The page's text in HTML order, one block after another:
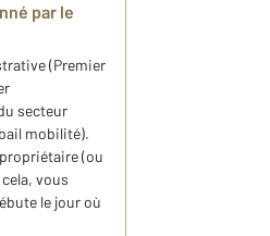
par le
(Premier
secteur
mobilité).
(ou
vous
le jour où